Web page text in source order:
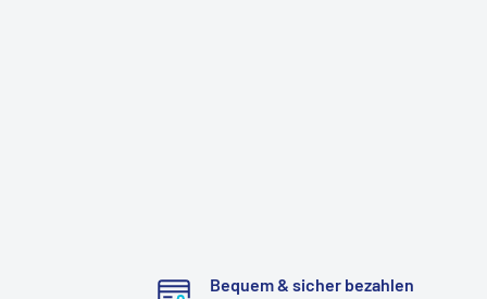
Bequem & sicher bezahlen